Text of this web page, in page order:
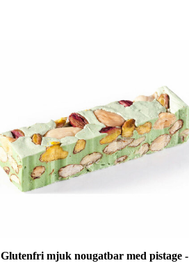
Glutenfri mjuk nougatbar med pistage -